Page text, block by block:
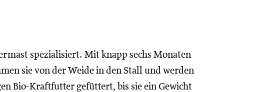
spezialisiert. Mit knapp sechs Monaten
sie von der Weide in den Stall und werden
Bio-Kraftfutter gefüttert, bis sie ein Gewicht